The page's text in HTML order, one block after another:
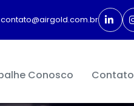
contato@airgold.com.br
Conosco Contato